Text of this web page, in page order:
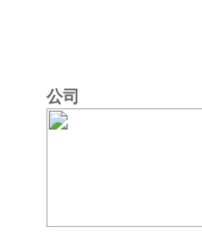
当前信息：腾讯宣布：春节发
公司